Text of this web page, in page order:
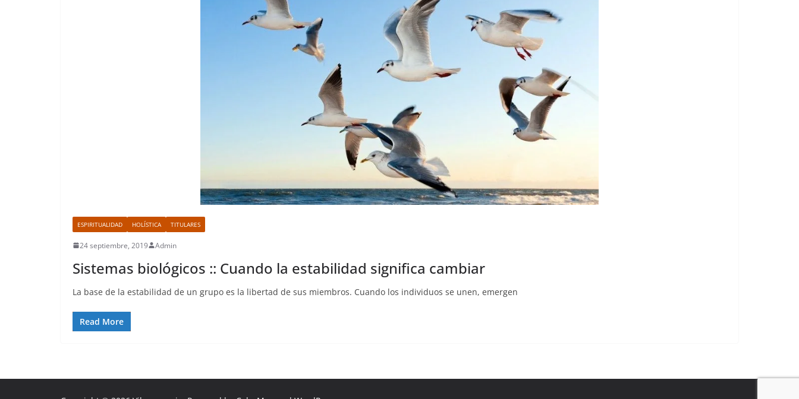
ESPIRITUALIDAD HOLÍSTICA TITULARES
24 septiembre, 2019 Admin
Sistemas biológicos :: Cuando la estabilidad significa cambiar
La base de la estabilidad de un grupo es la libertad de sus miembros. Cuando los individuos se unen, emergen
Read More